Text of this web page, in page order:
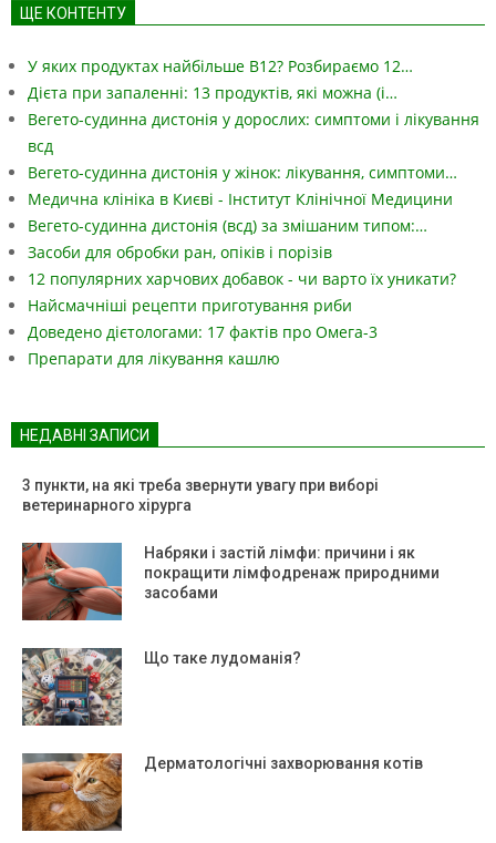
ЩЕ КОНТЕНТУ
У яких продуктах найбільше B12? Розбираємо 12…
Дієта при запаленні: 13 продуктів, які можна (і…
Вегето-судинна дистонія у дорослих: симптоми і лікування
всд
Вегето-судинна дистонія у жінок: лікування, симптоми…
Медична клініка в Києві - Інститут Клінічної Медицини
Вегето-судинна дистонія (всд) за змішаним типом:…
Засоби для обробки ран, опіків і порізів
12 популярних харчових добавок - чи варто їх уникати?
Найсмачніші рецепти приготування риби
Доведено дієтологами: 17 фактів про Омега-3
Препарати для лікування кашлю
НЕДАВНІ ЗАПИСИ
3 пункти, на які треба звернути увагу при виборі
ветеринарного хірурга
Набряки і застій лімфи: причини і як
покращити лімфодренаж природними
засобами
Що таке лудоманія?
Дерматологічні захворювання котів